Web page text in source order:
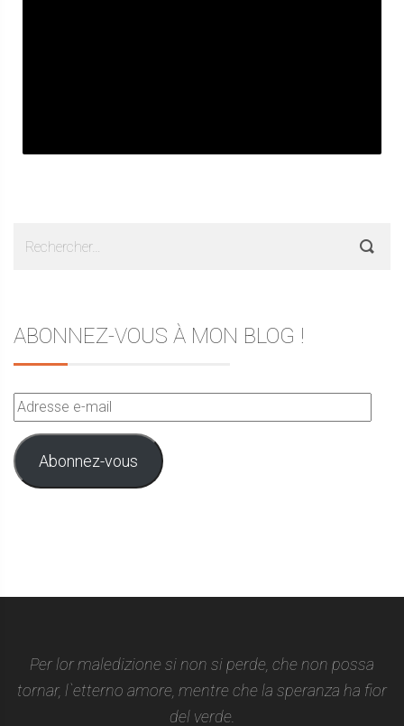
ABONNEZ-VOUS À MON BLOG !
Adresse
e-
mail
Abonnez-vous
Per lor maledizione si non si perde, che non possa
tornar, l`etterno amore, mentre che la speranza ha fior
del verde.